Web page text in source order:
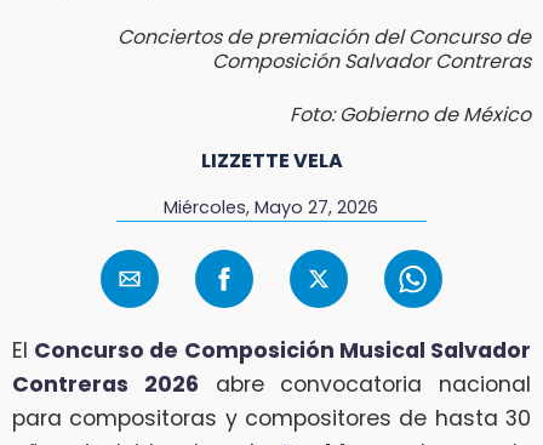
Conciertos de premiación del Concurso de
Composición Salvador Contreras
Foto: Gobierno de México
LIZZETTE VELA
Miércoles, Mayo 27, 2026
El Concurso de Composición Musical Salvador
Contreras 2026 abre convocatoria nacional
para compositoras y compositores de hasta 30